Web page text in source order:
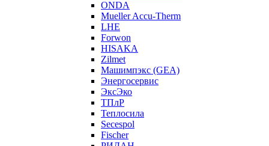
ONDA
Mueller Accu-Therm
LHE
Forwon
HISAKA
Zilmet
Машимпэкс (GEA)
Энергосервис
ЭксЭко
ТПлР
Теплосила
Secespol
Fischer